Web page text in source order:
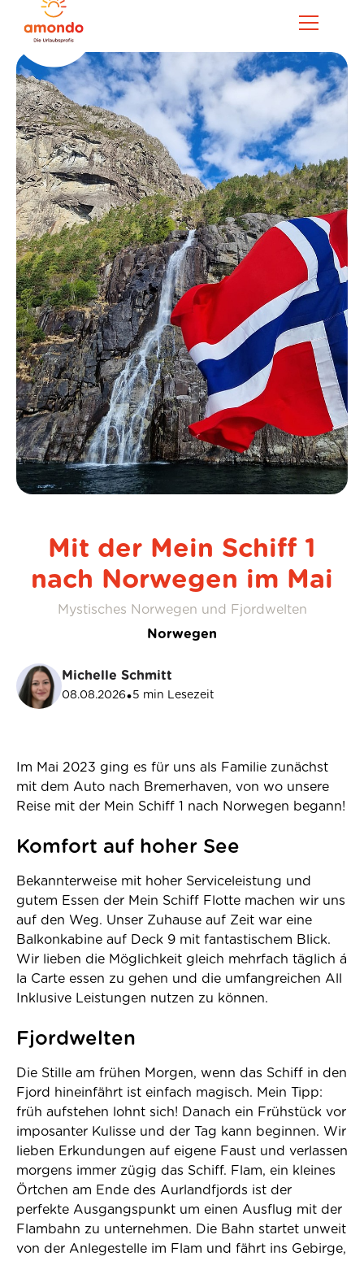
Mit der Mein Schiff 1
nach Norwegen im Mai
Mystisches Norwegen und Fjordwelten
Norwegen
Michelle Schmitt
08.08.2026•5 min Lesezeit
Im Mai 2023 ging es für uns als Familie zunächst
mit dem Auto nach Bremerhaven, von wo unsere
Reise mit der Mein Schiff 1 nach Norwegen begann!
Komfort auf hoher See
Bekannterweise mit hoher Serviceleistung und
gutem Essen der Mein Schiff Flotte machen wir uns
auf den Weg. Unser Zuhause auf Zeit war eine
Balkonkabine auf Deck 9 mit fantastischem Blick.
Wir lieben die Möglichkeit gleich mehrfach täglich á
la Carte essen zu gehen und die umfangreichen All
Inklusive Leistungen nutzen zu können.
Fjordwelten
Die Stille am frühen Morgen, wenn das Schiff in den
Fjord hineinfährt ist einfach magisch. Mein Tipp:
früh aufstehen lohnt sich! Danach ein Frühstück vor
imposanter Kulisse und der Tag kann beginnen. Wir
lieben Erkundungen auf eigene Faust und verlassen
morgens immer zügig das Schiff. Flam, ein kleines
Örtchen am Ende des Aurlandfjords ist der
perfekte Ausgangspunkt um einen Ausflug mit der
Flambahn zu unternehmen. Die Bahn startet unweit
von der Anlegestelle im Flam und fährt ins Gebirge,